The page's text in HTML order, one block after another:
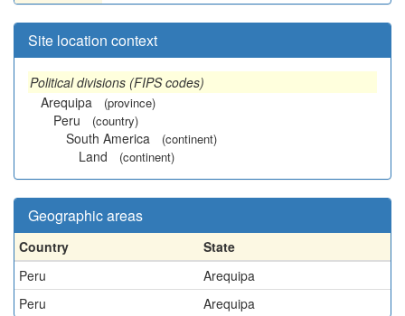
Site location context
Political divisions (FIPS codes)
Arequipa
(province)
Peru (country)
South America (continent)
Land (continent)
Geographic areas
Country
State
Peru
Arequipa
Peru
Arequipa